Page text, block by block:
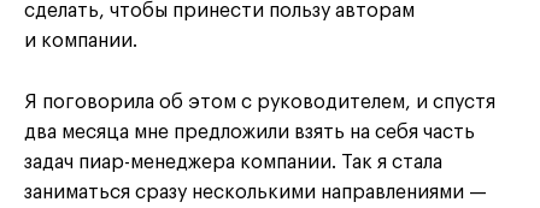
сделать, чтобы принести пользу авторам
и компании.
Я поговорила об этом с руководителем, и спустя
два месяца мне предложили взять на себя часть
задач пиар-менеджера компании. Так я стала
заниматься сразу несколькими направлениями —